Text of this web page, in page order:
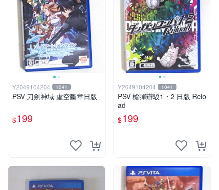
Y2049104204 1041
PSV 刀劍神域 虛空斷章日版
$199
Y2049104204 1041
PSV 槍彈辯駁1・2 日版 Relo
ad
$199